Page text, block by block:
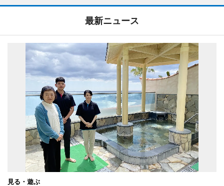
最新ニュース
見る・遊ぶ